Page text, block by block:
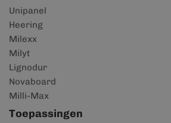
Unipanel
Heering
Milexx
Milyt
Lignodur
Novaboard
Milli-Max
Toepassingen